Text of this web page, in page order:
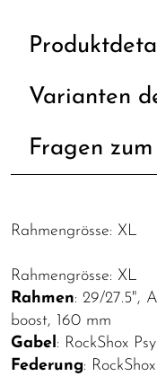
Varianten
Fragen
Rahmengrösse: XL
Rahmengrösse: XL
Rahmen: 29/27.5",
boost, 160 mm
Gabel: RockShox
Federung: